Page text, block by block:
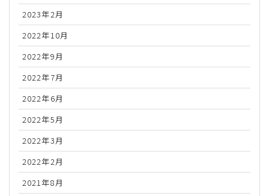
2023年2月
2022年10月
2022年9月
2022年7月
2022年6月
2022年5月
2022年3月
2022年2月
2021年8月